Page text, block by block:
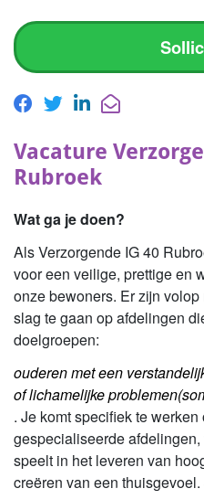
Vacature
Rubroek
Wat ga je doen?
Als Verzorgende IG 40
voor een veilige, prettige en
onze bewoners. Er zijn
slag te gaan op afdelingen
doelgroepen:
ouderen met een
of lichamelijke
. Je komt specifiek te
gespecialiseerde
speelt in het leveren van
creëren van een